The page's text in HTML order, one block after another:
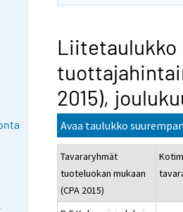
Liitetaulukko
2015),
Avaa taulukko
Tavararyhmät
tuoteluokan mukaan
(CPA 2015)